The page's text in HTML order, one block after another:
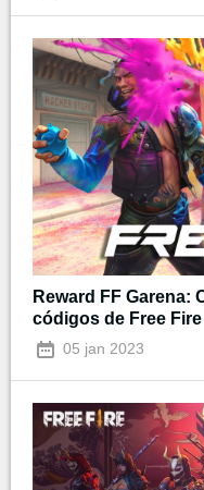
Reward FF Garena:
códigos de Free Fire
05 jan 2023